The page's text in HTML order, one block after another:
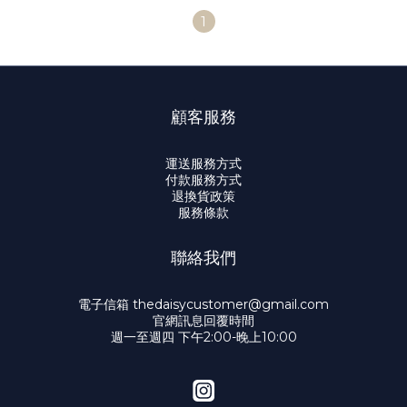
1
顧客服務
運送服務方式
付款服務方式
退換貨政策
服務條款
聯絡我們
電子信箱 thedaisycustomer@gmail.com
官網訊息回覆時間
週一至週四 下午2:00-晚上10:00